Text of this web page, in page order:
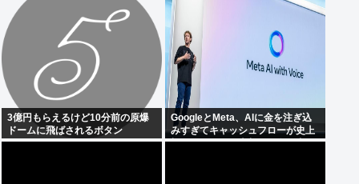
3億円もらえるけど10分前の原爆
ドームに飛ばされるボタン
GoogleとMeta、AIに金を注ぎ込
みすぎてキャッシュフローが史上
初のマイナス。売却か保有で内ゲ